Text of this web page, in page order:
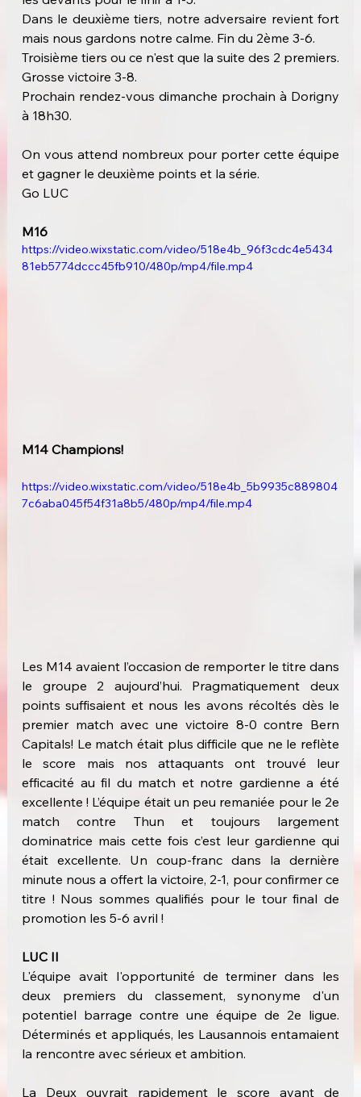
Dans le deuxième tiers, notre adversaire revient fort
mais nous gardons notre calme. Fin du 2ème 3-6.
Troisième tiers ou ce n'est que la suite des 2 premiers.
Grosse victoire 3-8.
Prochain rendez-vous dimanche prochain à Dorigny
à 18h30.
On vous attend nombreux pour porter cette équipe
et gagner le deuxième points et la série.
Go LUC
M16
https://video.wixstatic.com/video/518e4b_96f3cdc4e5434
81eb5774dccc45fb910/480p/mp4/file.mp4
M14 Champions!
https://video.wixstatic.com/video/518e4b_5b9935c889804
7c6aba045f54f31a8b5/480p/mp4/file.mp4
Les M14 avaient l’occasion de remporter le titre dans
le groupe 2 aujourd’hui. Pragmatiquement deux
points suffisaient et nous les avons récoltés dès le
premier match avec une victoire 8-0 contre Bern
Capitals! Le match était plus difficile que ne le reflète
le score mais nos attaquants ont trouvé leur
efficacité au fil du match et notre gardienne a été
excellente ! L’équipe était un peu remaniée pour le 2e
match contre Thun et toujours largement
dominatrice mais cette fois c’est leur gardienne qui
était excellente. Un coup-franc dans la dernière
minute nous a offert la victoire, 2-1, pour confirmer ce
titre ! Nous sommes qualifiés pour le tour final de
promotion les 5-6 avril !
LUC II
L'équipe avait l'opportunité de terminer dans les
deux premiers du classement, synonyme d'un
potentiel barrage contre une équipe de 2e ligue.
Déterminés et appliqués, les Lausannois entamaient
la rencontre avec sérieux et ambition.
La Deux ouvrait rapidement le score avant de